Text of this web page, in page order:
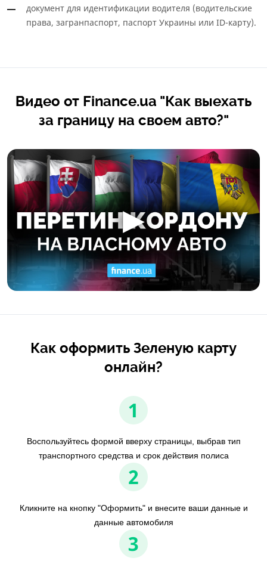
документ для идентификации водителя (водительские
права, загранпаспорт, паспорт Украины или ID-карту).
Видео от Finance.ua "Как выехать
за границу на своем авто?"
Как оформить Зеленую карту
онлайн?
1
Воспользуйтесь формой вверху страницы, выбрав тип
транспортного средства и срок действия полиса
2
Кликните на кнопку "Оформить" и внесите ваши данные и
данные автомобиля
3